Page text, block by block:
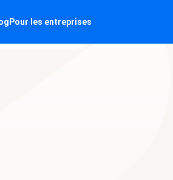
Pour les entreprises